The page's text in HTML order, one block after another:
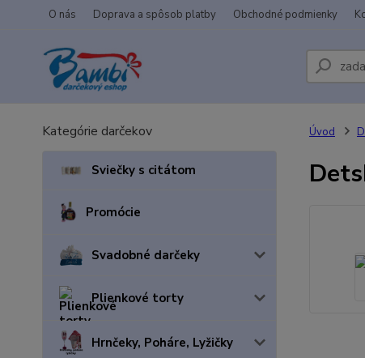
O nás Doprava a spôsob platby Obchodné podmienky
Kategórie darčekov
Sviečky s citátom
Promócie
Svadobné darčeky
Plienkové torty
Hrnčeky, Poháre, Lyžičky
Úvod